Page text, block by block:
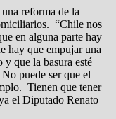
reforma de la
“Chile nos
en alguna parte hay
hay que empujar una
y que la basura esté
puede ser que el
Tienen que tener
el Diputado Renato